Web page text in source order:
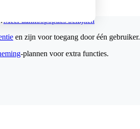
Meer aankoopopties bekijken
en zijn voor toegang door één gebruiker.
-plannen voor extra functies.